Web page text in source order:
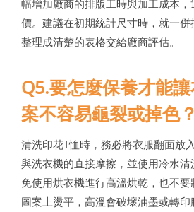
幅增加廠商的排版工時與加工成本
價。建議在初期統計尺寸時，就一
整理成清楚的表格交給廠商評估。
Q5.要怎麼保養才能
案不容易龜裂或掉色？
清洗印花T恤時，務必將衣服翻面放
與洗衣機的直接摩擦，並使用冷水
免使用烘衣機進行高溫烘乾，也不
圖案上燙平，高溫會破壞油墨或轉